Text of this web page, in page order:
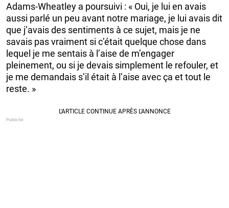
Adams-Wheatley a poursuivi : « Oui, je lui en avais
aussi parlé un peu avant notre mariage, je lui avais dit
que j’avais des sentiments à ce sujet, mais je ne
savais pas vraiment si c’était quelque chose dans
lequel je me sentais à l’aise de m’engager
pleinement, ou si je devais simplement le refouler, et
je me demandais s’il était à l’aise avec ça et tout le
reste. »